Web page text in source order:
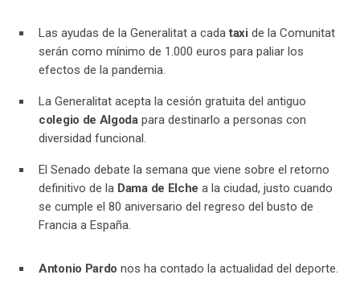
Las ayudas de la Generalitat a cadataxi de la Comunitat
serán como mínimo de 1.000 euros para paliar los
efectos de la pandemia.
La Generalitat acepta la cesión gratuita del antiguo
colegio de Algodapara destinarlo a personas con
diversidad funcional.
El Senado debate la semana que viene sobre el retorno
definitivo de la Dama de Elche a la ciudad, justo cuando
se cumple el 80 aniversario del regreso del busto de
Francia a España.
Antonio Pardo nos ha contado la actualidad del deporte.